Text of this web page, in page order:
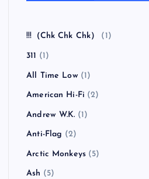
!!!（Chk Chk Chk） (1)
311 (1)
All Time Low(1)
American Hi-Fi (2)
Andrew W.K. (1)
Anti-Flag (2)
Arctic Monkeys (5)
Ash (5)